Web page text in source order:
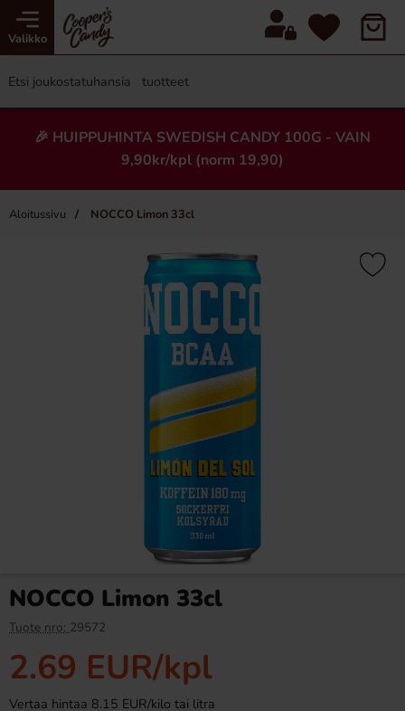
Valikko
🎉 HUIPPUHINTA SWEDISH CANDY 100G - VAIN
9,90kr/kpl (norm 19,90)
Aloitussivu NOCCO Limon 33cl
×
Ronny & Ragge Buttcracker
Chips Korv med bröd 150g
Osta
NOCCO Limon 33cl
Tuote nro: 29572
2.69 EUR/kpl
Vertaa hintaa 8.15 EUR/kilo tai litra